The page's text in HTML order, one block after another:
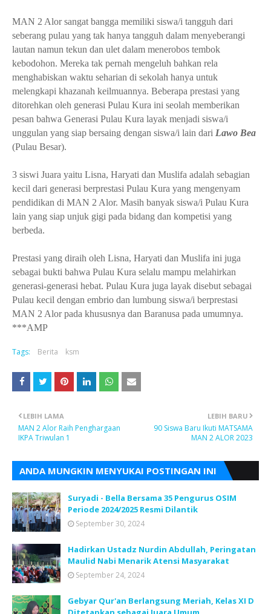
MAN 2 Alor sangat bangga memiliki siswa/i tangguh dari
seberang pulau yang tak hanya tangguh dalam menyeberangi
lautan namun tekun dan ulet dalam menerobos tembok
kebodohon. Mereka tak pernah mengeluh bahkan rela
menghabiskan waktu seharian di sekolah hanya untuk
melengkapi khazanah keilmuannya. Beberapa prestasi yang
ditorehkan oleh generasi Pulau Kura ini seolah memberikan
pesan bahwa Generasi Pulau Kura layak menjadi siswa/i
unggulan yang siap bersaing dengan siswa/i lain dari Lawo Bea
(Pulau Besar).
3 siswi Juara yaitu Lisna, Haryati dan Muslifa adalah sebagian
kecil dari generasi berprestasi Pulau Kura yang mengenyam
pendidikan di MAN 2 Alor. Masih banyak siswa/i Pulau Kura
lain yang siap unjuk gigi pada bidang dan kompetisi yang
berbeda.
Prestasi yang diraih oleh Lisna, Haryati dan Muslifa ini juga
sebagai bukti bahwa Pulau Kura selalu mampu melahirkan
generasi-generasi hebat. Pulau Kura juga layak disebut sebagai
Pulau kecil dengan embrio dan lumbung siswa/i berprestasi
MAN 2 Alor pada khususnya dan Baranusa pada umumnya.
***AMP
Tags: Berita ksm
LEBIH BARU
90 Siswa Baru Ikuti MATSAMA
MAN 2 ALOR 2023
LEBIH LAMA
MAN 2 Alor Raih Penghargaan
IKPA Triwulan 1
ANDA MUNGKIN MENYUKAI POSTINGAN INI
Suryadi - Bella Bersama 35 Pengurus OSIM
Periode 2024/2025 Resmi Dilantik
September 30, 2024
Hadirkan Ustadz Nurdin Abdullah, Peringatan
Maulid Nabi Menarik Atensi Masyarakat
September 24, 2024
Gebyar Qur'an Berlangsung Meriah, Kelas XI D